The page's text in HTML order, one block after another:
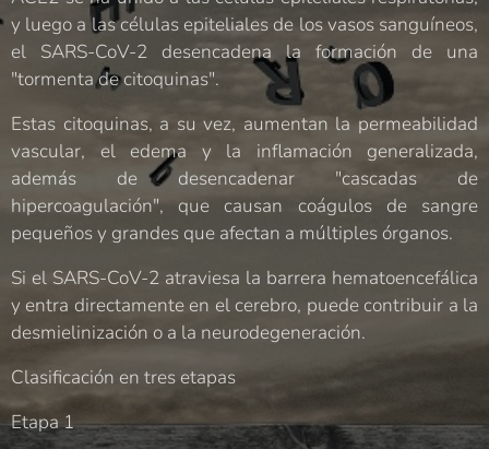
y luego a las células epiteliales de los vasos sanguíneos,
el SARS-CoV-2 desencadena la formación de una
"tormenta de citoquinas".
Estas citoquinas, a su vez, aumentan la permeabilidad
vascular, el edema y la inflamación generalizada,
además de desencadenar "cascadas de
hipercoagulación", que causan coágulos de sangre
pequeños y grandes que afectan a múltiples órganos.
Si el SARS-CoV-2 atraviesa la barrera hematoencefálica
y entra directamente en el cerebro, puede contribuir a la
desmielinización o a la neurodegeneración.
Clasificación en tres etapas
Etapa 1